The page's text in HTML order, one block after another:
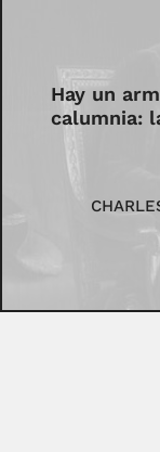
Hay un
calumnia: